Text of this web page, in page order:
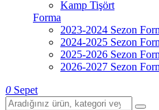
Kamp Tişört
Forma
2023-2024 Sezon
2024-2025 Sezon
2025-2026 Sezon
2026-2027 Sezon
0 Sepet